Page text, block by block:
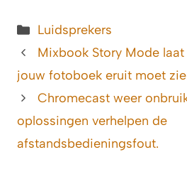
Categorieën
Luidsprekers
Mixbook Story Mode
jouw fotoboek eruit moet
Chromecast weer
oplossingen verhelpen de
afstandsbedieningsfout.